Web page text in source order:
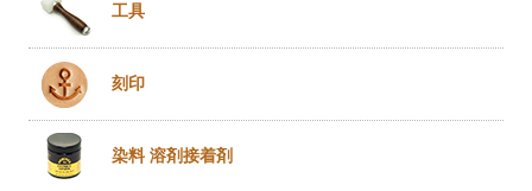
工具
刻印
染料 溶剤接着剤